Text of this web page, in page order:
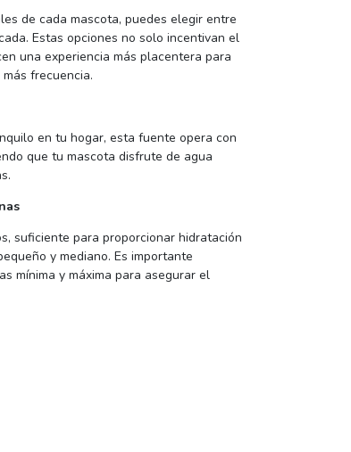
de cada mascota, puedes elegir entre
Estas opciones no solo incentivan el
una experiencia más placentera para
frecuencia.
en tu hogar, esta fuente opera con
que tu mascota disfrute de agua
suficiente para proporcionar hidratación
y mediano. Es importante
mínima y máxima para asegurar el